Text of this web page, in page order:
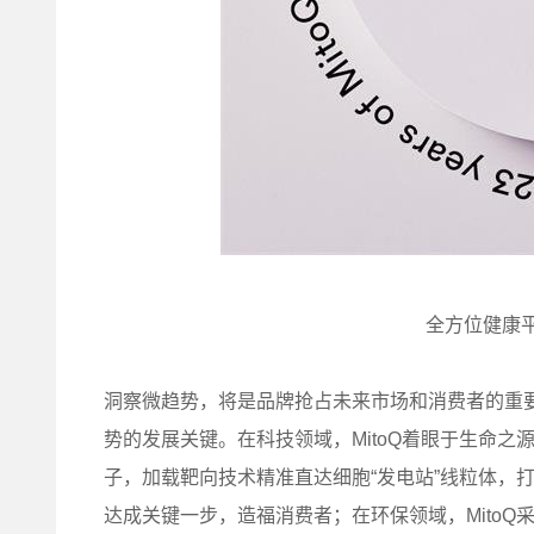
全方位健康
洞察微趋势，将是品牌抢占未来市场和消费者的
势的发展关键。在科技领域，MitoQ着眼于生命
子，加载靶向技术精准直达细胞“发电站”线粒体
达成关键一步，造福消费者；在环保领域，MitoQ